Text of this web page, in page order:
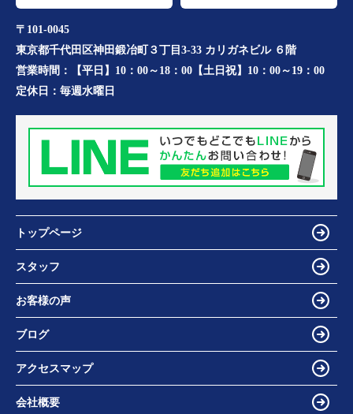
〒101-0045
東京都千代田区神田鍛冶町３丁目3-33 カリガネビル ６階
営業時間：
【平日】10：00～18：00【土日祝】10：00～19：00
定休日： 毎週水曜日
トップページ
スタッフ
お客様の声
ブログ
アクセスマップ
会社概要